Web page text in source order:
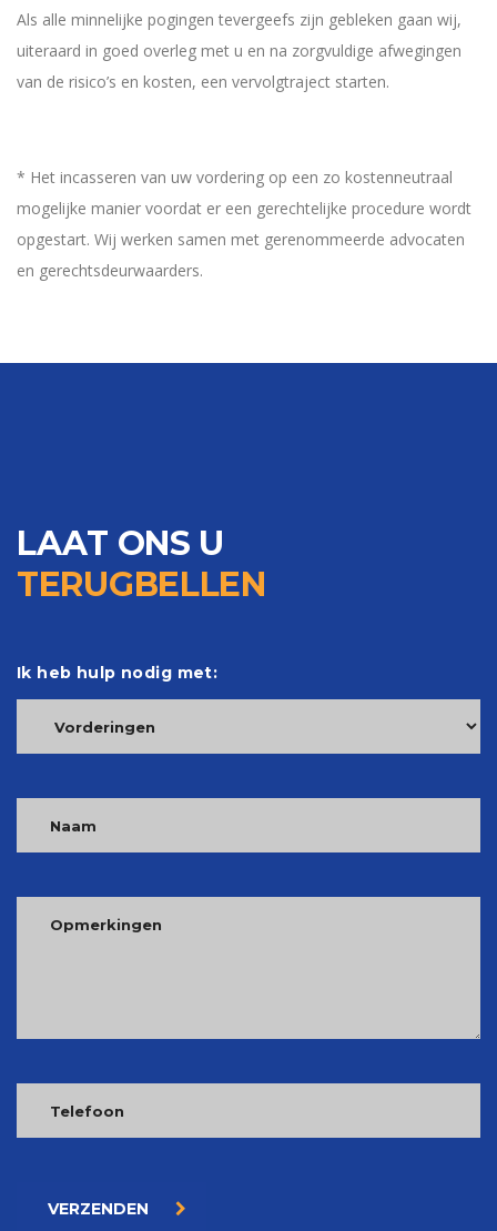
Als alle minnelijke pogingen tevergeefs zijn gebleken gaan wij,
uiteraard in goed overleg met u en na zorgvuldige afwegingen
van de risico’s en kosten, een vervolgtraject starten.
* Het incasseren van uw vordering op een zo kostenneutraal
mogelijke manier voordat er een gerechtelijke procedure wordt
opgestart. Wij werken samen met gerenommeerde advocaten
en gerechtsdeurwaarders.
LAAT ONS U
TERUGBELLEN
Ik heb hulp nodig met:
VERZENDEN